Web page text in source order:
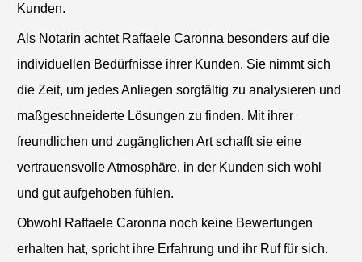
Kunden.
Als Notarin achtet Raffaele Caronna besonders auf die
individuellen Bedürfnisse ihrer Kunden. Sie nimmt sich
die Zeit, um jedes Anliegen sorgfältig zu analysieren und
maßgeschneiderte Lösungen zu finden. Mit ihrer
freundlichen und zugänglichen Art schafft sie eine
vertrauensvolle Atmosphäre, in der Kunden sich wohl
und gut aufgehoben fühlen.
Obwohl Raffaele Caronna noch keine Bewertungen
erhalten hat, spricht ihre Erfahrung und ihr Ruf für sich.